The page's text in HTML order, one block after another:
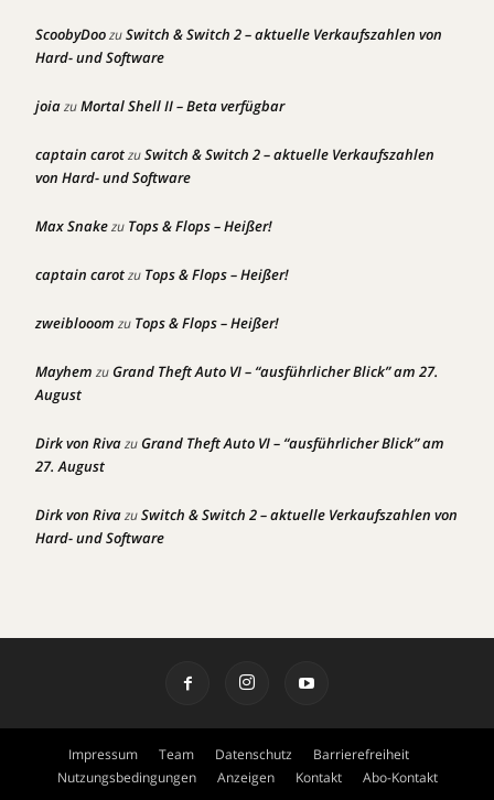
ScoobyDoozuSwitch & Switch 2 – aktuelle Verkaufszahlen von
Hard- und Software
joiazuMortal Shell II – Beta verfügbar
captain carotzuSwitch & Switch 2 – aktuelle Verkaufszahlen
von Hard- und Software
Max Snakezu Tops & Flops – Heißer!
captain carotzu Tops & Flops – Heißer!
zweiblooom zu Tops & Flops – Heißer!
Mayhem zuGrand Theft Auto VI – “ausführlicher Blick” am 27.
August
Dirk von RivazuGrand Theft Auto VI – “ausführlicher Blick” am
27. August
Dirk von RivazuSwitch & Switch 2 – aktuelle Verkaufszahlen von
Hard- und Software
Impressum Team Datenschutz
Barrierefreiheit
Nutzungsbedingungen
Anzeigen Kontakt Abo-Kontakt